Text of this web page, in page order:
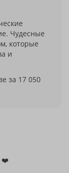
Чудесные
которые
и
за 17 050
❤️